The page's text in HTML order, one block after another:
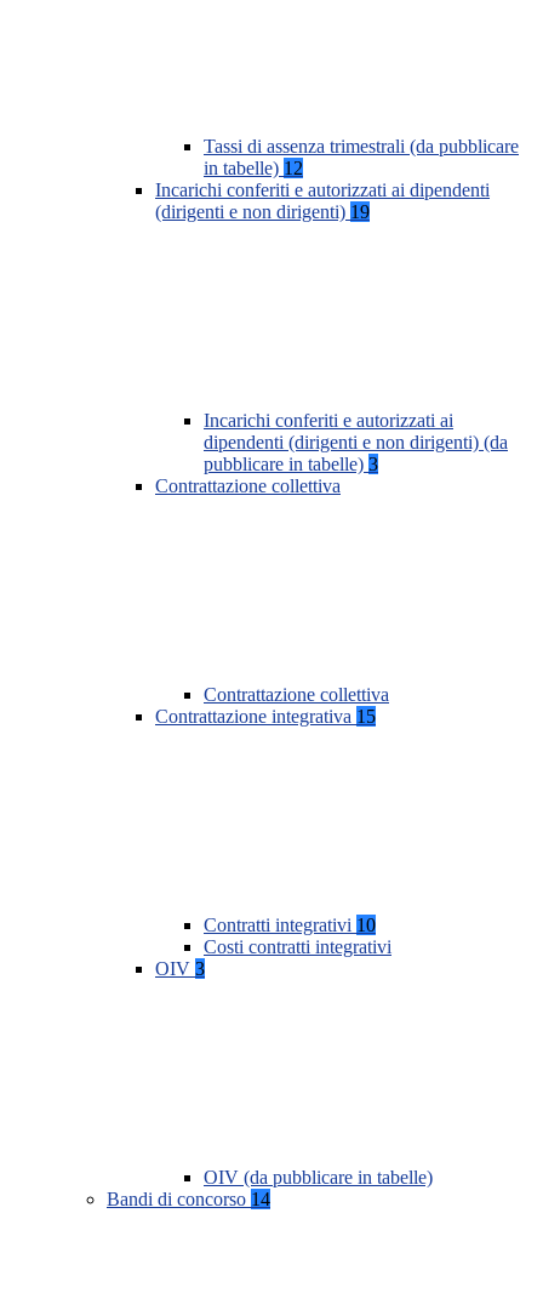
Tassi di assenza trimestrali (da pubblicare
in tabelle) 12
Incarichi conferiti e autorizzati ai dipendenti
(dirigenti e non dirigenti) 19
Incarichi conferiti e autorizzati ai
dipendenti (dirigenti e non dirigenti) (da
pubblicare in tabelle) 3
Contrattazione collettiva
Contrattazione collettiva
Contrattazione integrativa 15
Contratti integrativi 10
Costi contratti integrativi
OIV 3
OIV (da pubblicare in tabelle)
Bandi di concorso 14